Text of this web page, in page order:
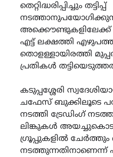
തെറ്റിദ്ധരിപ്പിച്ചും തട്ടിപ്പ്
അക്കൌണ്ടുകളിലേക്ക്
എട്ട് ലക്ഷത്തി
തൊളള്ളായിരത്തി
പ്രതികൾ
കടുപ്പശ്ശേരി
ചഫേസ് ബുക്കിലൂടെ
നടത്തി ട്രേഡിംഗ്
ലിങ്കുകൾ
ഗ്രൂപ്പുകളിൽ ചേർത്തും
നടത്തുന്നതിനാണെന്ന്